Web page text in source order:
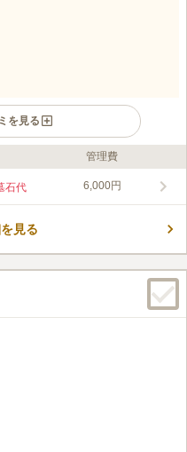
を見る
が豊かで、心穏やかに過ごすこと
もなった徳川家康の生母、於大の
ん。
管理費
石代 6,000円
見る